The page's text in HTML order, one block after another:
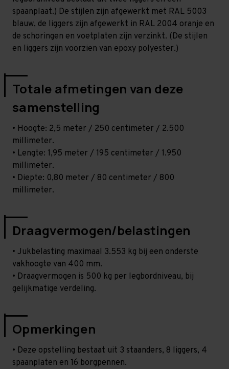
spaanplaat.) De stijlen zijn afgewerkt met RAL 5003
blauw, de liggers zijn afgewerkt in RAL 2004 oranje en
de schoringen en voetplaten zijn verzinkt. (De stijlen
en liggers zijn voorzien van epoxy polyester.)
Totale afmetingen van deze
samenstelling
• Hoogte: 2,5 meter / 250 centimeter / 2.500
millimeter.
• Lengte: 1,95 meter / 195 centimeter / 1.950
millimeter.
• Diepte: 0,80 meter / 80 centimeter / 800
millimeter.
Draagvermogen/belastingen
• Jukbelasting maximaal 3.553 kg bij een onderste
vakhoogte van 400 mm.
• Draagvermogen is 500 kg per legbordniveau, bij
gelijkmatige verdeling.
Opmerkingen
• Deze opstelling bestaat uit 3 staanders, 8 liggers, 4
spaanplaten en 16 borgpennen.